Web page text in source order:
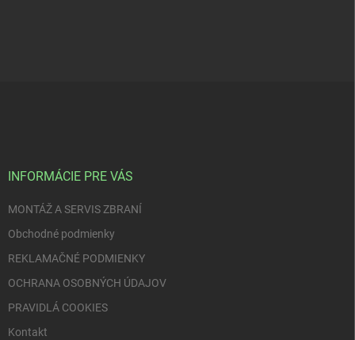
INFORMÁCIE PRE VÁS
MONTÁŽ A SERVIS ZBRANÍ
Obchodné podmienky
REKLAMAČNÉ PODMIENKY
OCHRANA OSOBNÝCH ÚDAJOV
PRAVIDLÁ COOKIES
Kontakt